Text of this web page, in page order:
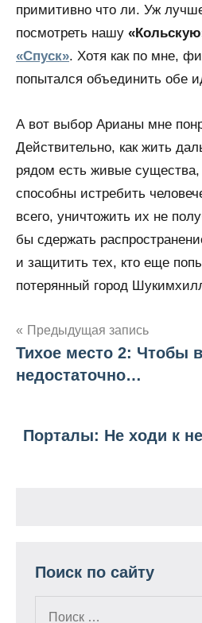
примитивно что ли. Уж
посмотреть нашу
«Спуск». Хотя как по мне,
попытался объединить обе
А вот выбор Арианы мне
Действительно, как жить
рядом есть живые существа,
способны истребить
всего, уничтожить их не
бы сдержать
и защитить тех, кто еще
потерянный город
Навигация
по
Предыдущая запись
Тихое место 2: Чтобы
недостаточно…
Порталы: Не ходи к
Поиск по сайту